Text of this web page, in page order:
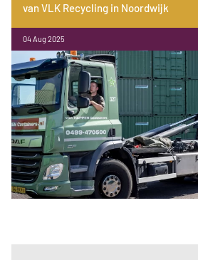
van VLK Recycling in Noordwijk
04 Aug 2025